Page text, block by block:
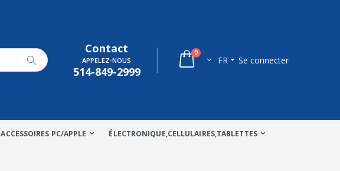
Contact
APPELEZ-NOUS
514-849-2999
0
FR Se connecter
ACCESSOIRES PC/APPLE ÉLECTRONIQUE,CELLULAIRES,TABLETTES